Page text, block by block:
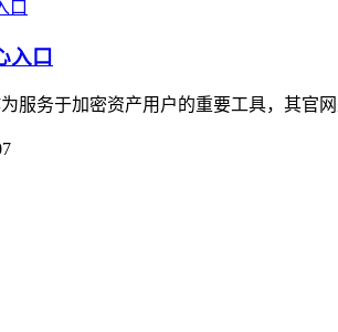
入口
服务于加密资产用户的重要工具，其